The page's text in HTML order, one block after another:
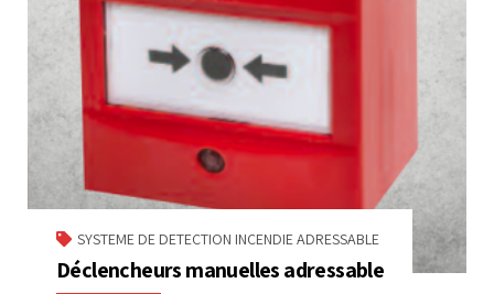
SYSTEME DE DETECTION INCENDIE ADRESSABLE
Déclencheurs manuelles adressable